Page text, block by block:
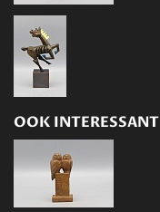
OOK INTERESSANT